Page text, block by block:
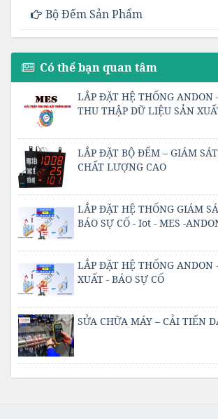
Bộ Đếm Sản Phẩm
Có thể bạn quan tâm
LẮP ĐẶT HỆ THỐNG ANDON
THU THẬP DỮ LIỆU SẢN
LẮP ĐẶT BỘ ĐẾM – GIÁM
CHẤT LƯỢNG CAO
LẮP ĐẶT HỆ THỐNG GIÁM
BÁO SỰ CỐ - Iot - MES -
LẮP ĐẶT HỆ THỐNG ANDON
XUẤT - BÁO SỰ CỐ
SỬA CHỮA MÁY – CẢI TIẾN